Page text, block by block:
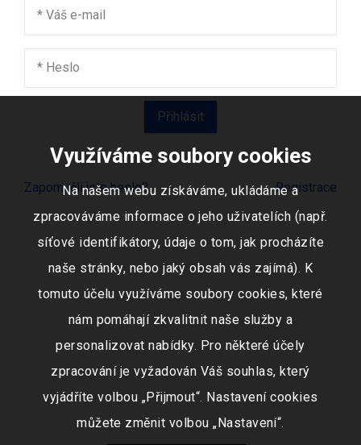
* Váš e-mail
* Heslo
Zapomněli jste heslo? Registrace
Využíváme soubory cookies
Na našem webu získáváme, ukládáme a
zpracováváme informace o jeho uživatelích (např.
síťové identifikátory, údaje o tom, jak procházíte
naše stránky, nebo jaký obsah vás zajímá). K
tomuto účelu využíváme soubory cookies, které
nám pomáhají zkvalitnit naše služby a
personalizovat nabídky. Pro některé účely
zpracování je vyžadován Váš souhlas, který
vyjádříte volbou „Přijmout“. Nastavení cookies
můžete změnit volbou „Nastavení“.